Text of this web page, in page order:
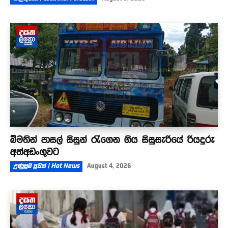
බීමතින් පාසල් සිසුන් රැගෙන ගිය සිසුසැරියේ රියදුරු
අත්අඩංගුවට
උණුසුම් පුවත් | Hot News August 4, 2026